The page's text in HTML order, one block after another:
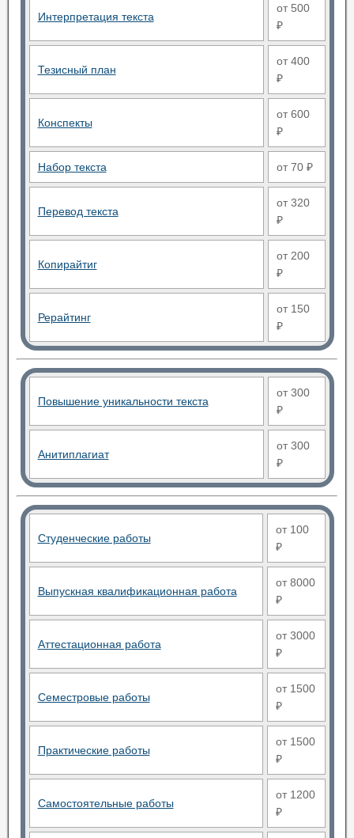
Интерпретация текста
от 500
₽
Тезисный план
от 400
₽
Конспекты
от 600
₽
Набор текста от 70 ₽
Перевод текста
от 320
₽
Копирайтиг
от 200
₽
Рерайтинг
от 150
₽
Повышение уникальности текста
от 300
₽
Анитиплагиат
от 300
₽
Студенческие работы
от 100
₽
Выпускная квалификационная работа
от 8000
₽
Аттестационная работа
от 3000
₽
Семестровые работы
от 1500
₽
Практические работы
от 1500
₽
Самостоятельные работы
от 1200
₽